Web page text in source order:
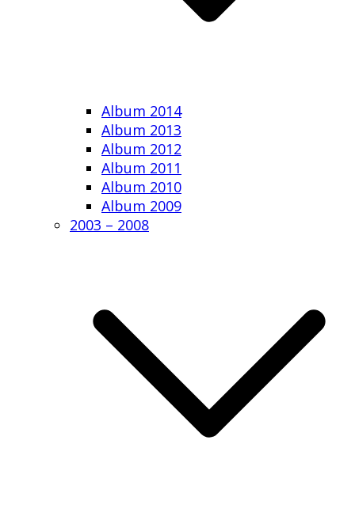
Album 2014
Album 2013
Album 2012
Album 2011
Album 2010
Album 2009
2003 – 2008